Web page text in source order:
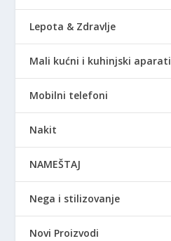
Lepota & Zdravlje
Mali kućni i kuhinjski aparati
Mobilni telefoni
Nakit
NAMEŠTAJ
Nega i stilizovanje
Novi Proizvodi